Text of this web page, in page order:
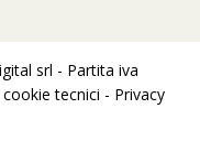
srl - Partita iva
tecnici - Privacy